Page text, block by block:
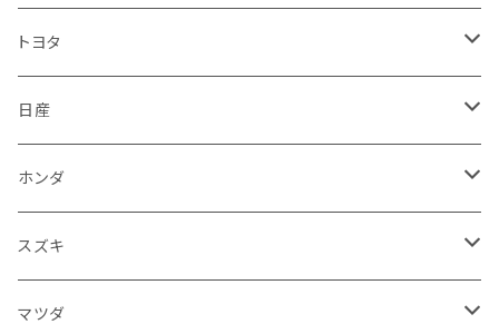
レクサス
アウディ
BMW
メルセデス・ベンツ
フォルクスワーゲン
スバル
レクサス
アウディ
BMW
メルセデス・ベンツ
マツダ
ミツビシ
ダイハツ
スバル
アルファロメオ
バンパー
フェンダー
サイドミラー
フロントガラス
リアバンパー
スズキ
カワサキ
ハーレーダビッドソン
BMW
トライアンフ
マフラー
サイレンサー
外装
シートカバー
燃料タンクキャップ
ハンドル系
ハンドル
ホーン
ブレーキ
ブレーキパッド
ブレーキ・クラッチレバー
エンジン
オルタネーター
電装系
トヨタ
フロアマット
室内アクセサリー
収納ケース
ダッシュボード
ワイパー
ライト系
日産
フロアマット
電装系
ウインカー
トランクマット
ホンダ
フロアマット
運転席周り
スズキ
フロアマット
マツダ